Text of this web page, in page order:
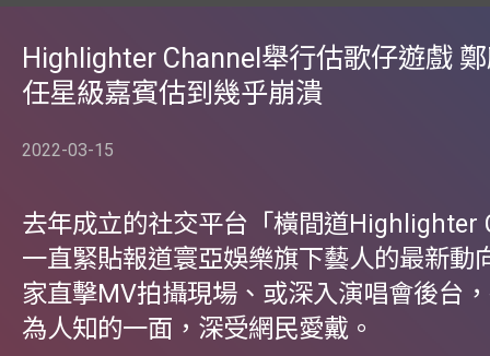
Highlighter Channel舉行估歌仔遊戲
任星級嘉賓估到幾乎崩潰
2022-03-15
去年成立的社交平台「橫間道Highlighter
一直緊貼報道寰亞娛樂旗下藝人的最新動
家直擊MV拍攝現場、或深入演唱會後台
為人知的一面，深受網民愛戴。